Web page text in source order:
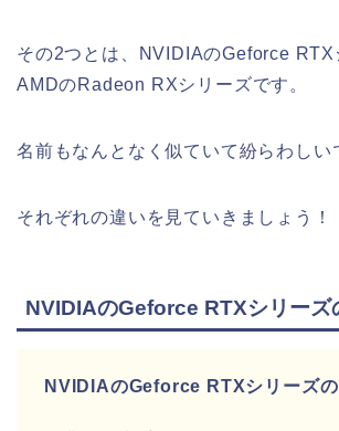
その2つとは、NVIDIAのGeforce RTX
AMDのRadeon RXシリーズです。
名前もなんとなく似ていて紛らわしい
それぞれの違いを見ていきましょう！
NVIDIAのGeforce RTXシリーズ
NVIDIAのGeforce RTXシリーズの